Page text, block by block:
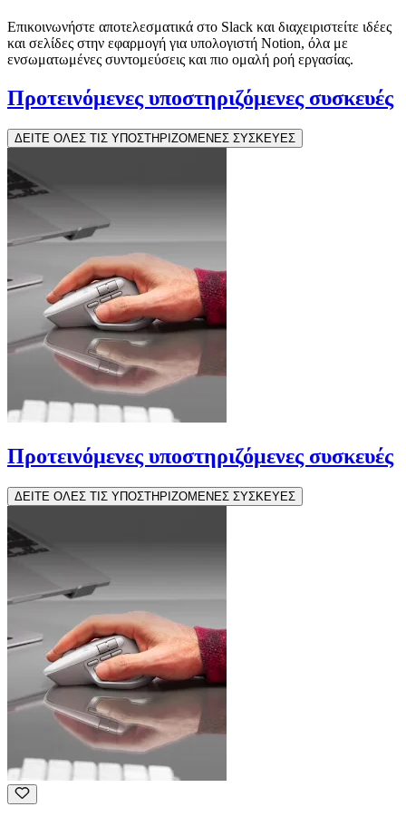
Επικοινωνήστε αποτελεσματικά στο Slack και διαχειριστείτε ιδέες
και σελίδες στην εφαρμογή για υπολογιστή Notion, όλα με
ενσωματωμένες συντομεύσεις και πιο ομαλή ροή εργασίας.
Προτεινόμενες υποστηριζόμενες συσκευές
ΔΕΙΤΕ ΟΛΕΣ ΤΙΣ ΥΠΟΣΤΗΡΙΖΟΜΕΝΕΣ ΣΥΣΚΕΥΕΣ
Προτεινόμενες υποστηριζόμενες συσκευές
ΔΕΙΤΕ ΟΛΕΣ ΤΙΣ ΥΠΟΣΤΗΡΙΖΟΜΕΝΕΣ ΣΥΣΚΕΥΕΣ